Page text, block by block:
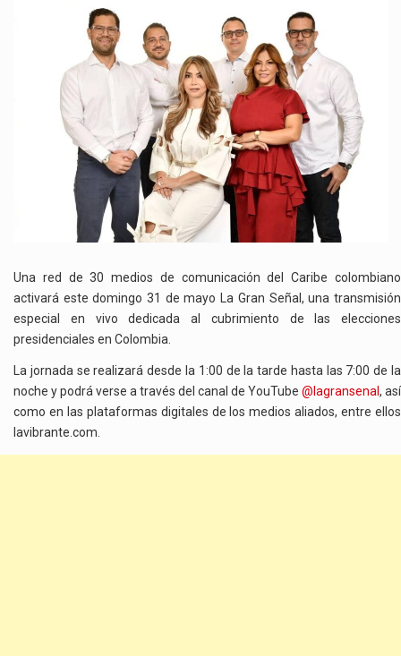
SEÑAL
UNIRÁ
A
30
MEDIOS
DEL
CARIBE
PARA
CUBRIR
LAS
ELECCIONES
PRESIDENCIALES
Una red de 30 medios de comunicación del Caribe colombiano
activará este domingo 31 de mayo La Gran Señal, una transmisión
especial en vivo dedicada al cubrimiento de las elecciones
presidenciales en Colombia.
La jornada se realizará desde la 1:00 de la tarde hasta las 7:00 de la
noche y podrá verse a través del canal de YouTube @lagransenal, así
como en las plataformas digitales de los medios aliados, entre ellos
lavibrante.com.